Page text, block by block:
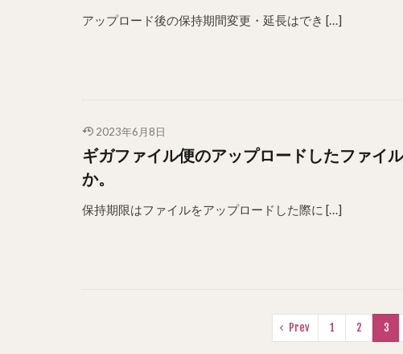
アップロード後の保持期間変更・延長はでき […]
2023年6月8日
ギガファイル便のアップロードしたファイ
か。
保持期限はファイルをアップロードした際に […]
Prev 1 2 3